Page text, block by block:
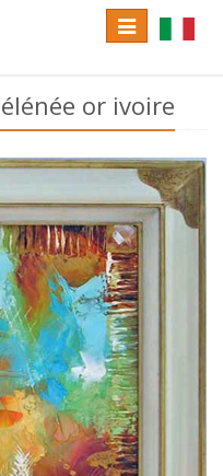
language
Toggle
navigation
or ivoire